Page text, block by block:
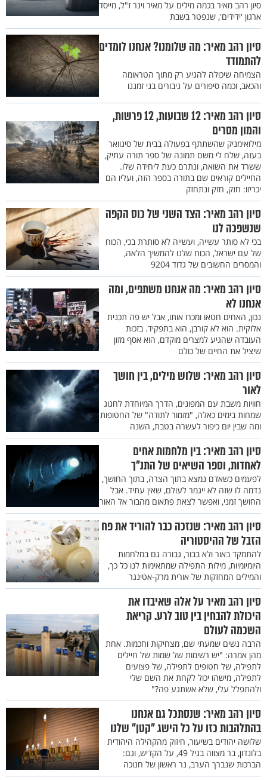
סיון רהב מאיר בכמה מילים על מאיר וינר ז"ל, מייסד
ארגון 'ידידים', שנפטר בשבת
סיון רהב מאיר: מה שלומנו? אנחנו לומדים
להתמודד
הצמיחה שיכולה להגיע רק מתוך הטראומה
והכאב, וכמה סיפורים על גיבורים בני זמננו
סיון רהב מאיר: 12 שבועות, 12 פרשות,
והמון מסרים
מילואימניק שהשתתף בפעולה בבית של סינוואר
בעזה, שלח לי משם תמונה של ספר תורה עתיק,
ששרד את השואה, ונתרם כעת ליחידה שלו.
החיילים קוראים שם בתורה בספר הזה, ועליו הם
יכריזו: חזק, חזק ונתחזק
סיון רהב מאיר: הצד השני של כוס הקפה
שנשפכה לנו
בכי לא סותר עשייה, ועשייה לא סותרת בכי, הכוח
של עם ישראל, הכוח שלנו להמשיך הלאה,
והמסרים החשובים של גדוד 9204
סיון רהב מאיר: מה אנחנו משתפים, ומה
אנחנו לא
נכון, האחים חטאו ומכרו אותו, אבל יש פה תכנית
אלוקית. הוא לא קורבן, הוא בתפקיד. בזכות
העובדה שהגיע למצרים מוקדם, הוא אסף מזון
שיציל את החיים של כולם
סיון רהב מאיר: שלוש מילים, בין חושך
לאור
חוויות משבת עם המפונים, הדרך המיוחדת לחגוג
שמחות בימים כאלה, "מזמור לתודה" של החטופות
ומה שבין יום כיפור לעשרה בטבת, השנה
סיון רהב מאיר: בין מלחמות אחים
לאחדות, וספר השיאים של התנ"ך
לפעמים כשאדם נמצא בתוך הצרה, בתוך החושך,
נדמה לו שזה לא ייגמר לעולם, שאין עתיד. אבל
החושך זמני, ואפשר לצאת פתאום מהבור אל האור
סיון רהב מאיר: שנזכה כבר להוריד את פח
הזבל של ההיסטוריה
להתמקד באור ולא בבור, גבורה גם במלחמות
היומיומיות, מילות התפילה שמתאימות לנו כל כך,
והמילים המחזקות של אורית מרק-אטינגר
סיון רהב מאיר על אלה שאיבדו את
היכולת להבחין בין טוב לרע. קריאת
השכמה לעולם
הרבה נשים שמעתי שם, מצחיקות וחכמות. אחת
מהן אמרה: "יש רשימות של שמות של חיילים
לתפילה, של חטופים לתפילה, של פצועים
לתפילה, מישהו יכול לקחת את השם שלי
ולהתפלל עלי, שלא אשתגע פה?"
סיון רהב מאיר: שנסתכל גם אנחנו
בהתלהבות כזו על כל הישג "קטן" שלנו
שלושה יהודים בשיעור, חיזוק מהקהילה היהודית
בלונדון, בר מצווה בגיל 49, על הקדיש, וגם:
הברכות שנברך הערב, נר ראשון של חנוכה